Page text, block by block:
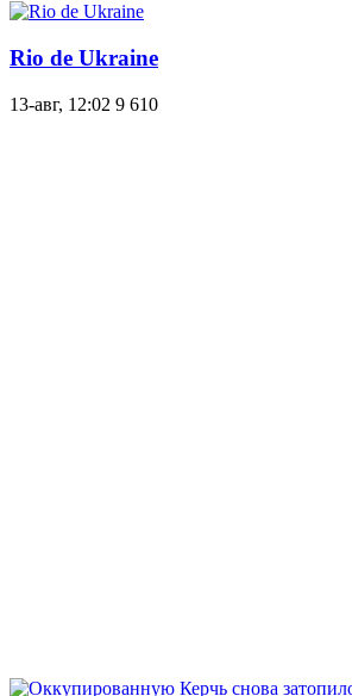
Rio de Ukraine
13-авг, 12:02 9 610